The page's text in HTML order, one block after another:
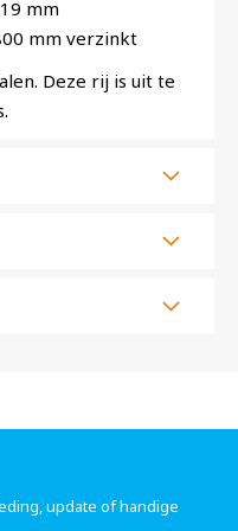
mm
mm verzinkt
Deze rij is uit te
update of handige